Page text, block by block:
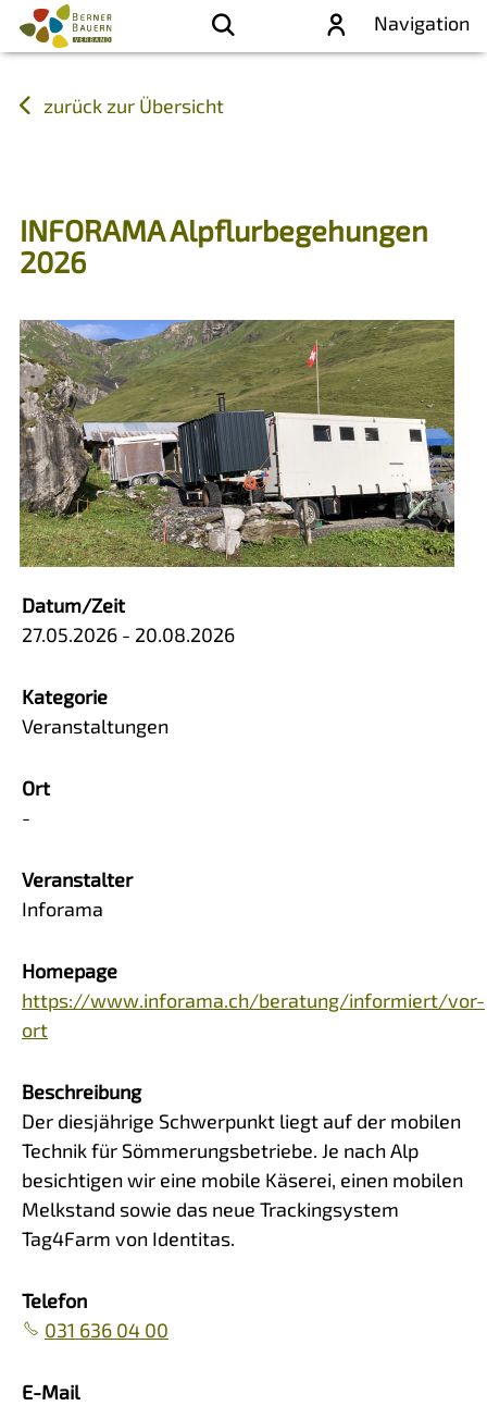
Navigation
zurück zur Übersicht
INFORAMA Alpflurbegehungen
2026
Datum/Zeit
27.05.2026 - 20.08.2026
Kategorie
Veranstaltungen
Ort
-
Veranstalter
Inforama
Homepage
https://www.inforama.ch/beratung/informiert/vor-
ort
Beschreibung
Der diesjährige Schwerpunkt liegt auf der mobilen
Technik für Sömmerungsbetriebe. Je nach Alp
besichtigen wir eine mobile Käserei, einen mobilen
Melkstand sowie das neue Trackingsystem
Tag4Farm von Identitas.
Telefon
031 636 04 00
E-Mail